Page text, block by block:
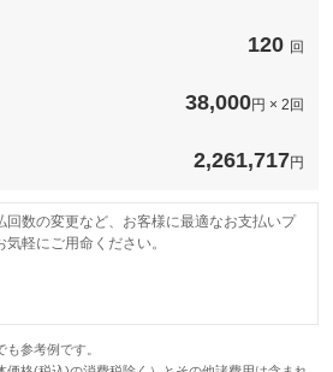
120 回
38,000円 × 2回
2,261,717円
回数の変更など、お客様に最適なお支払いプ
軽にご用命ください。
参考例です。